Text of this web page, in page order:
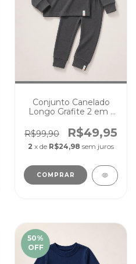
Conjunto Canelado
Longo Grafite 2 em 1
Lisas
R$99,90 R$49,95
2 x de R$24,98 sem juros
COMPRAR
50%
OFF